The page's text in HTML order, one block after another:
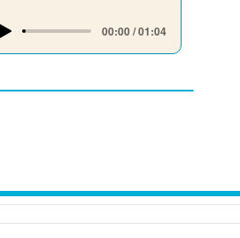
00:00 / 01:04